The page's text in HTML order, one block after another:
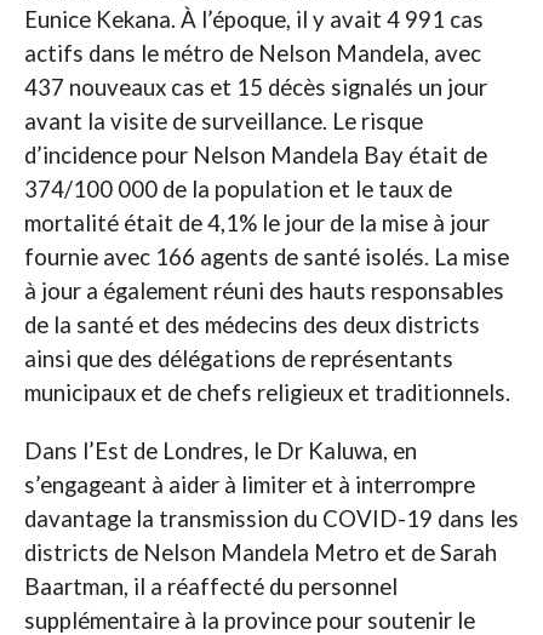
Eunice Kekana. À l’époque, il y avait 4 991 cas
actifs dans le métro de Nelson Mandela, avec
437 nouveaux cas et 15 décès signalés un jour
avant la visite de surveillance. Le risque
d’incidence pour Nelson Mandela Bay était de
374/100 000 de la population et le taux de
mortalité était de 4,1% le jour de la mise à jour
fournie avec 166 agents de santé isolés. La mise
à jour a également réuni des hauts responsables
de la santé et des médecins des deux districts
ainsi que des délégations de représentants
municipaux et de chefs religieux et traditionnels.
Dans l’Est de Londres, le Dr Kaluwa, en
s’engageant à aider à limiter et à interrompre
davantage la transmission du COVID-19 dans les
districts de Nelson Mandela Metro et de Sarah
Baartman, il a réaffecté du personnel
supplémentaire à la province pour soutenir le